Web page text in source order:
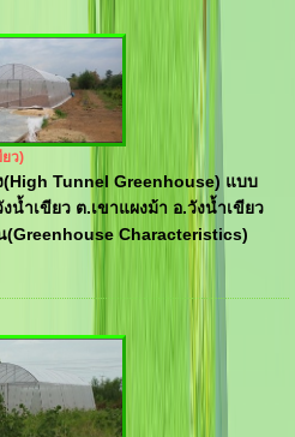
ว)
(High Tunnel Greenhouse) แบบ
น้ำเขียว ต.เขาแผงม้า อ.วังน้ำเขียว
Characteristics)